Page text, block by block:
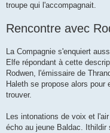
troupe qui l'accompagnait.
Rencontre avec
La Compagnie s'enquiert
Elfe répondant à cette
Rodwen, l'émissaire de
Haleth se propose alors pour
trouver.
Les intonations de voix et
écho au jeune Baldac. Ithildir